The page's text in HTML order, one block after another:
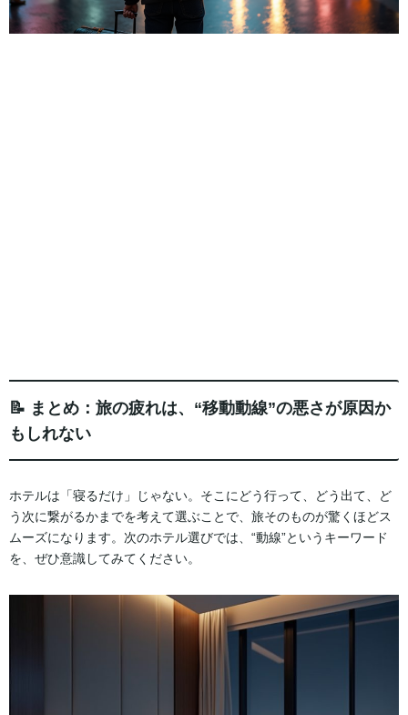
📝 まとめ：旅の疲れは、“移動動線”の悪さが原因か
もしれない
ホテルは「寝るだけ」じゃない。そこにどう行って、どう出て、ど
う次に繋がるかまでを考えて選ぶことで、旅そのものが驚くほどス
ムーズになります。次のホテル選びでは、“動線”というキーワード
を、ぜひ意識してみてください。